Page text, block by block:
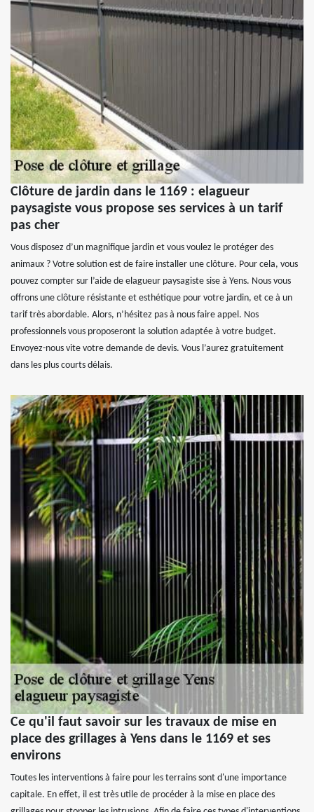
Clôture de jardin dans le 1169 : elagueur
paysagiste vous propose ses services à un tarif
pas cher
Vous disposez d’un magnifique jardin et vous voulez le protéger des
animaux ? Votre solution est de faire installer une clôture. Pour cela, vous
pouvez compter sur l’aide de elagueur paysagiste sise à Yens. Nous vous
offrons une clôture résistante et esthétique pour votre jardin, et ce à un
tarif très abordable. Alors, n’hésitez pas à nous faire appel. Nos
professionnels vous proposeront la solution adaptée à votre budget.
Envoyez-nous vite votre demande de devis. Vous l’aurez gratuitement
dans les plus courts délais.
Ce qu'il faut savoir sur les travaux de mise en
place des grillages à Yens dans le 1169 et ses
environs
Toutes les interventions à faire pour les terrains sont d'une importance
capitale. En effet, il est très utile de procéder à la mise en place des